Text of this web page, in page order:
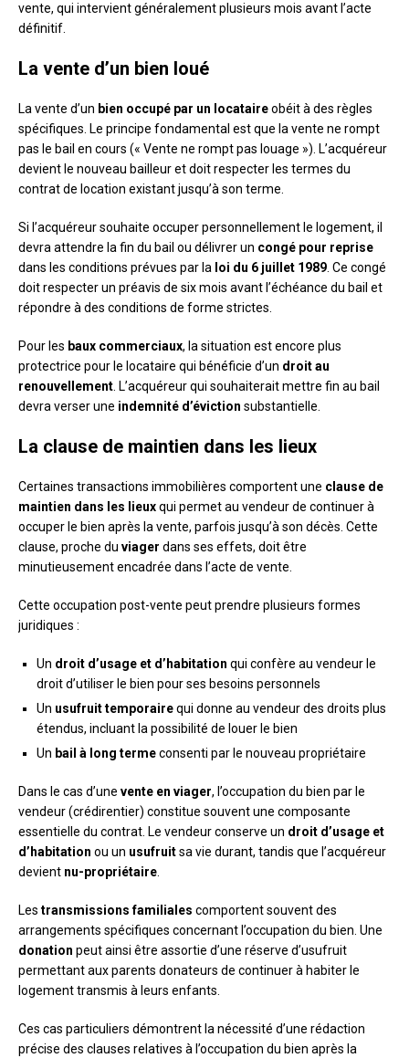
vente, qui intervient généralement plusieurs mois avant l’acte
définitif.
La vente d’un bien loué
La vente d’un bien occupé par un locataireobéit à des règles
spécifiques. Le principe fondamental est que la vente ne rompt
pas le bail en cours (« Vente ne rompt pas louage »). L’acquéreur
devient le nouveau bailleur et doit respecter les termes du
contrat de location existant jusqu’à son terme.
Si l’acquéreur souhaite occuper personnellement le logement, il
devra attendre la fin du bail ou délivrer un congé pour reprise
dans les conditions prévues par la loi du 6 juillet 1989 . Ce congé
doit respecter un préavis de six mois avant l’échéance du bail et
répondre à des conditions de forme strictes.
Pour les baux commerciaux, la situation est encore plus
protectrice pour le locataire qui bénéficie d’un droit au
renouvellement . L’acquéreur qui souhaiterait mettre fin au bail
devra verser une indemnité d’éviction substantielle.
La clause de maintien dans les lieux
Certaines transactions immobilières comportent une clause de
maintien dans les lieuxqui permet au vendeur de continuer à
occuper le bien après la vente, parfois jusqu’à son décès. Cette
clause, proche du viager dans ses effets, doit être
minutieusement encadrée dans l’acte de vente.
Cette occupation post-vente peut prendre plusieurs formes
juridiques :
Un droit d’usage et d’habitation qui confère au vendeur le
droit d’utiliser le bien pour ses besoins personnels
Un usufruit temporairequi donne au vendeur des droits plus
étendus, incluant la possibilité de louer le bien
Un bail à long termeconsenti par le nouveau propriétaire
Dans le cas d’une vente en viager, l’occupation du bien par le
vendeur (crédirentier) constitue souvent une composante
essentielle du contrat. Le vendeur conserve un droit d’usage et
d’habitation ou un usufruitsa vie durant, tandis que l’acquéreur
devient nu-propriétaire
Les transmissions familiales comportent souvent des
arrangements spécifiques concernant l’occupation du bien. Une
donation peut ainsi être assortie d’une réserve d’usufruit
permettant aux parents donateurs de continuer à habiter le
logement transmis à leurs enfants.
Ces cas particuliers démontrent la nécessité d’une rédaction
précise des clauses relatives à l’occupation du bien après la